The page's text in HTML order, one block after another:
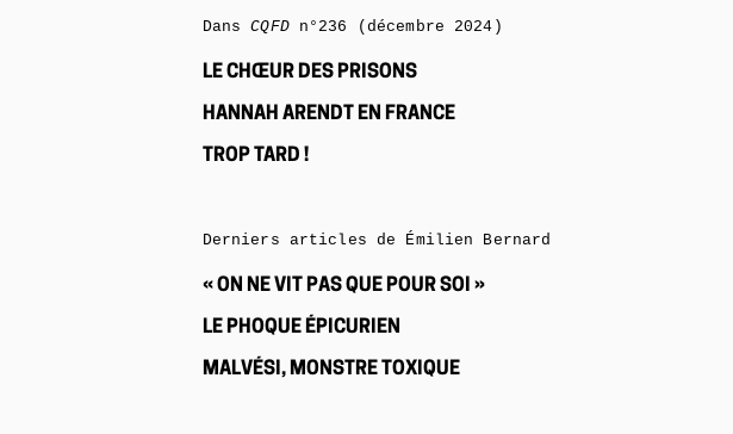
DansCQFDn°236 (décembre 2024)
LE CHŒUR DES PRISONS
HANNAH ARENDT EN FRANCE
TROP TARD !
Derniers articles de Émilien Bernard
« ON NE VIT PAS QUE POUR SOI »
LE PHOQUE ÉPICURIEN
MALVÉSI, MONSTRE TOXIQUE